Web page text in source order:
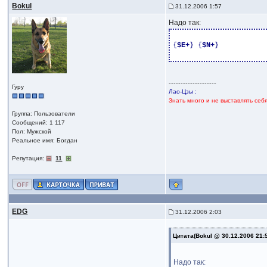
Bokul 31.12.2006 1:57
Гуру
Группа: Пользователи
Сообщений: 1 117
Пол: Мужской
Реальное имя: Богдан
Репутация: 11
Надо так:
{$E+ } {$N+ }
--------------------
Лао-Цзы :
Знать много и не выставлять
EDG 31.12.2006 2:03
Цитата(Bokul @ 30.12.2006
Надо так: